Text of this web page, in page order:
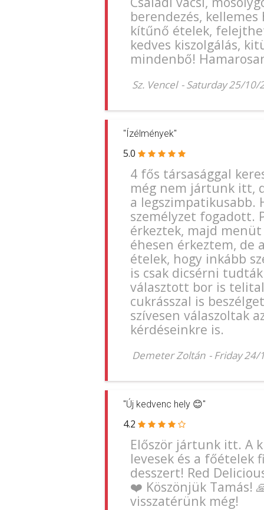
berendezés,
kítűnő ételek,
kedves kiszolgálás,
mindenbő!
Sz. Vencel -Saturday 25/10/
"Ízélmények"
5.0
4 fős társasággal
még nem jártunk itt,
a legszimpatikusabb.
személyzet fogadott.
érkeztek, majd
éhesen érkeztem, de
ételek, hogy inkább
is csak dicsérni
választott bor is
cukrásszal is
szívesen válaszoltak
kérdéseinkre is.
Demeter Zoltán - Friday
"Új kedvenc hely 😊"
4.2
Először jártunk itt. A
levesek és a főételek
desszert! Red
❤️ Köszönjük Tamás!
visszatérünk még!